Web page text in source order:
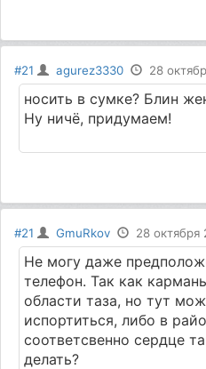
#21 agurez3330 28
носить в сумке? Блин
Ну ничё, придумаем!
#21 GmuRkov 28 октября
Не могу даже
телефон. Так как
области таза, но тут
испортиться, либо в
соответсвенно сердце
делать?